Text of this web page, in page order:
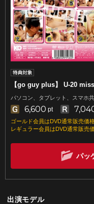
【go guy plus】 U-20
パソコン、タブレット、スマホ
6,600 pt
ゴールド会員はDVD通常販売価
レギュラー会員はDVD通常販売
パッ
出演モデル